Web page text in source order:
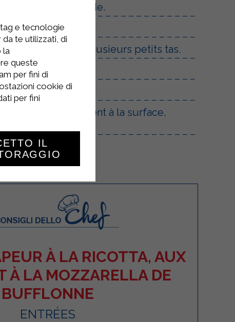
la noix de muscade.
en formant plusieurs petits tas.
garnir.
fois qu'ils remontent à la surface,
À LA RICOTTA, AUX
À LA MOZZARELLA DE
BUFFLONNE
ENTRÉES
e tecnologie
te utilizzati, di
la
queste
per fini di
cookie di
per fini
IL